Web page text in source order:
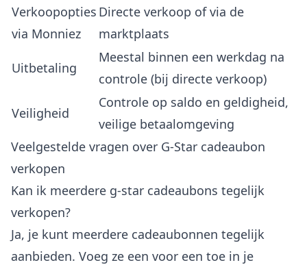
Verkoopopties
via Monniez
Directe verkoop of via de
marktplaats
Uitbetaling
Meestal binnen een werkdag na
controle (bij directe verkoop)
Veiligheid
Controle op saldo en geldigheid,
veilige betaalomgeving
Veelgestelde vragen over G-Star cadeaubon
verkopen
Kan ik meerdere g-star cadeaubons tegelijk
verkopen?
Ja, je kunt meerdere cadeaubonnen tegelijk
aanbieden. Voeg ze een voor een toe in je